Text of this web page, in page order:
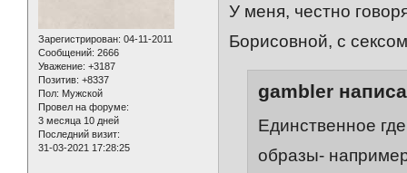
Зарегистрирован: 04-11-2011
Сообщений: 2666
Уважение: +3187
Позитив: +8337
Пол: Мужской
Провел на форуме:
3 месяца 10 дней
Последний визит:
31-03-2021 17:28:25
У меня, честно
Борисовной, с
gambler
Единственное
образы-